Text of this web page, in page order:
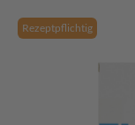
Rezeptpflichtig